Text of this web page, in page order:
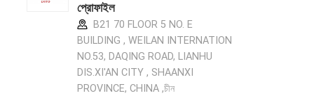
প্রোফাইল
B21 70 FLOOR 5 NO. E
BUILDING , WEILAN INTERNATION
NO.53, DAQING ROAD, LIANHU
DIS.XI'AN CITY , SHAANXI
PROVINCE, CHINA ,চীন